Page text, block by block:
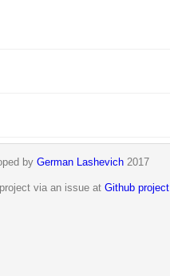
by German Lashevich 2017
via an issue at Github project